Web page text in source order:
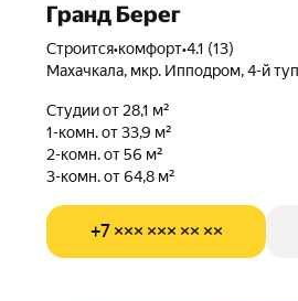
Гранд Берег
Строится•комфорт•4.1 (13)
Махачкала, мкр. Ипподром, 4-й
Студии от 28,1 м²
1-комн. от 33,9 м²
2-комн. от 56 м²
3-комн. от 64,8 м²
+7 ××× ××× ×× ××